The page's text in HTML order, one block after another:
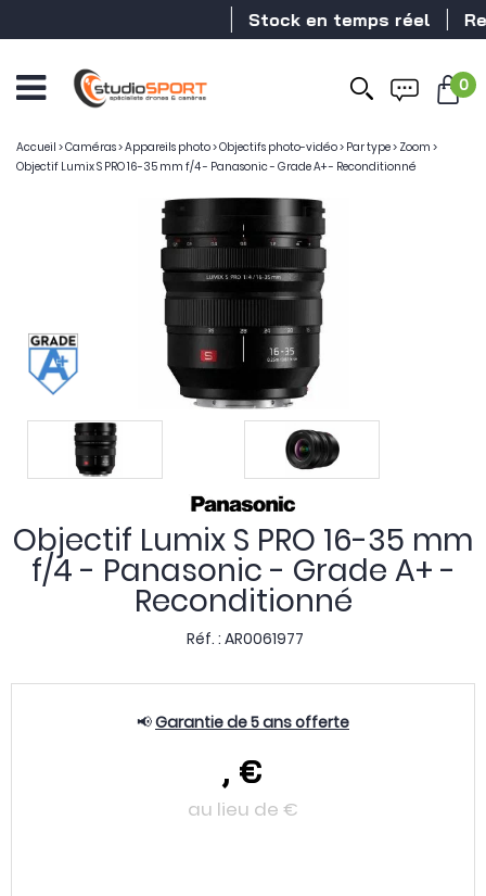
Stock en temps réel
0
Accueil >Caméras>Appareils photo>Objectifs photo-vidéo> Par type> Zoom >
Objectif Lumix S PRO 16-35 mm f/4 - Panasonic - Grade A+ - Reconditionné
Objectif Lumix S PRO 16-35 mm
f/4 - Panasonic - Grade A+ -
Reconditionné
Réf. : AR0061977
, €
au lieu de €
📢Garantie de 5 ans offerte